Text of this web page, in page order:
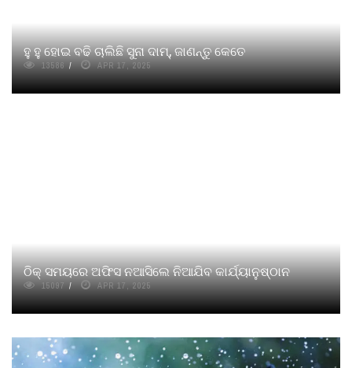
ହୁ ହୁ ହୋଇ ବଢି ଚାଲିଛି ସୁନା ଦାମ୍‌, ଜାଣନ୍ତୁ କେତେ
13586 APR 17, 2025
ଠିକ୍ ସମୟରେ ଅଫିସ ନଆସିଲେ ନିଆଯିବ କାର୍ଯ୍ୟାନୁଷ୍ଠାନ
15097 APR 17, 2025